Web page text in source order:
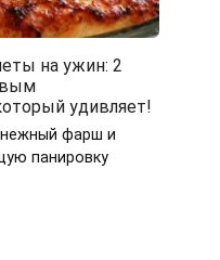
на ужин: 2
удивляет!
нежный фарш и
панировку